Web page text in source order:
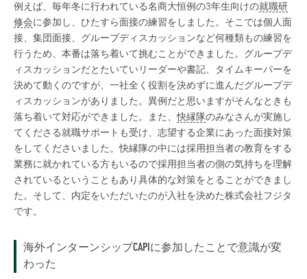
例えば、毎年冬に行われている名商大恒例の3年生向けの就職研
修会に参加し、ひたすら面接の練習をしました。そこでは個人面
接、集団面接、グループディスカッションなど何種類もの練習を
行うため、本番は落ち着いて挑むことができました。グループデ
ィスカッションだとたいていリーダーや書記、タイムキーパーを
決めて動くのですが、一社全く役割を決めずに進んだグループデ
ィスカッションがありました。異例だと思いますがそんなときも
落ち着いて対応ができました。また、快縁隊のみなさんが実施し
てくださる就職サポートも受け、志望する企業にあった面接対策
をしてくださいました。快縁隊の中には採用担当者の教育をする
業務に就かれている方もいるので採用担当者の側の気持ちを理解
されているということもあり具体的な対策をとることができまし
た。そして、内定をいただいたのが入社を決めた株式会社フジタ
です。
海外インターンシップCAPIに参加したことで意識が変
わった